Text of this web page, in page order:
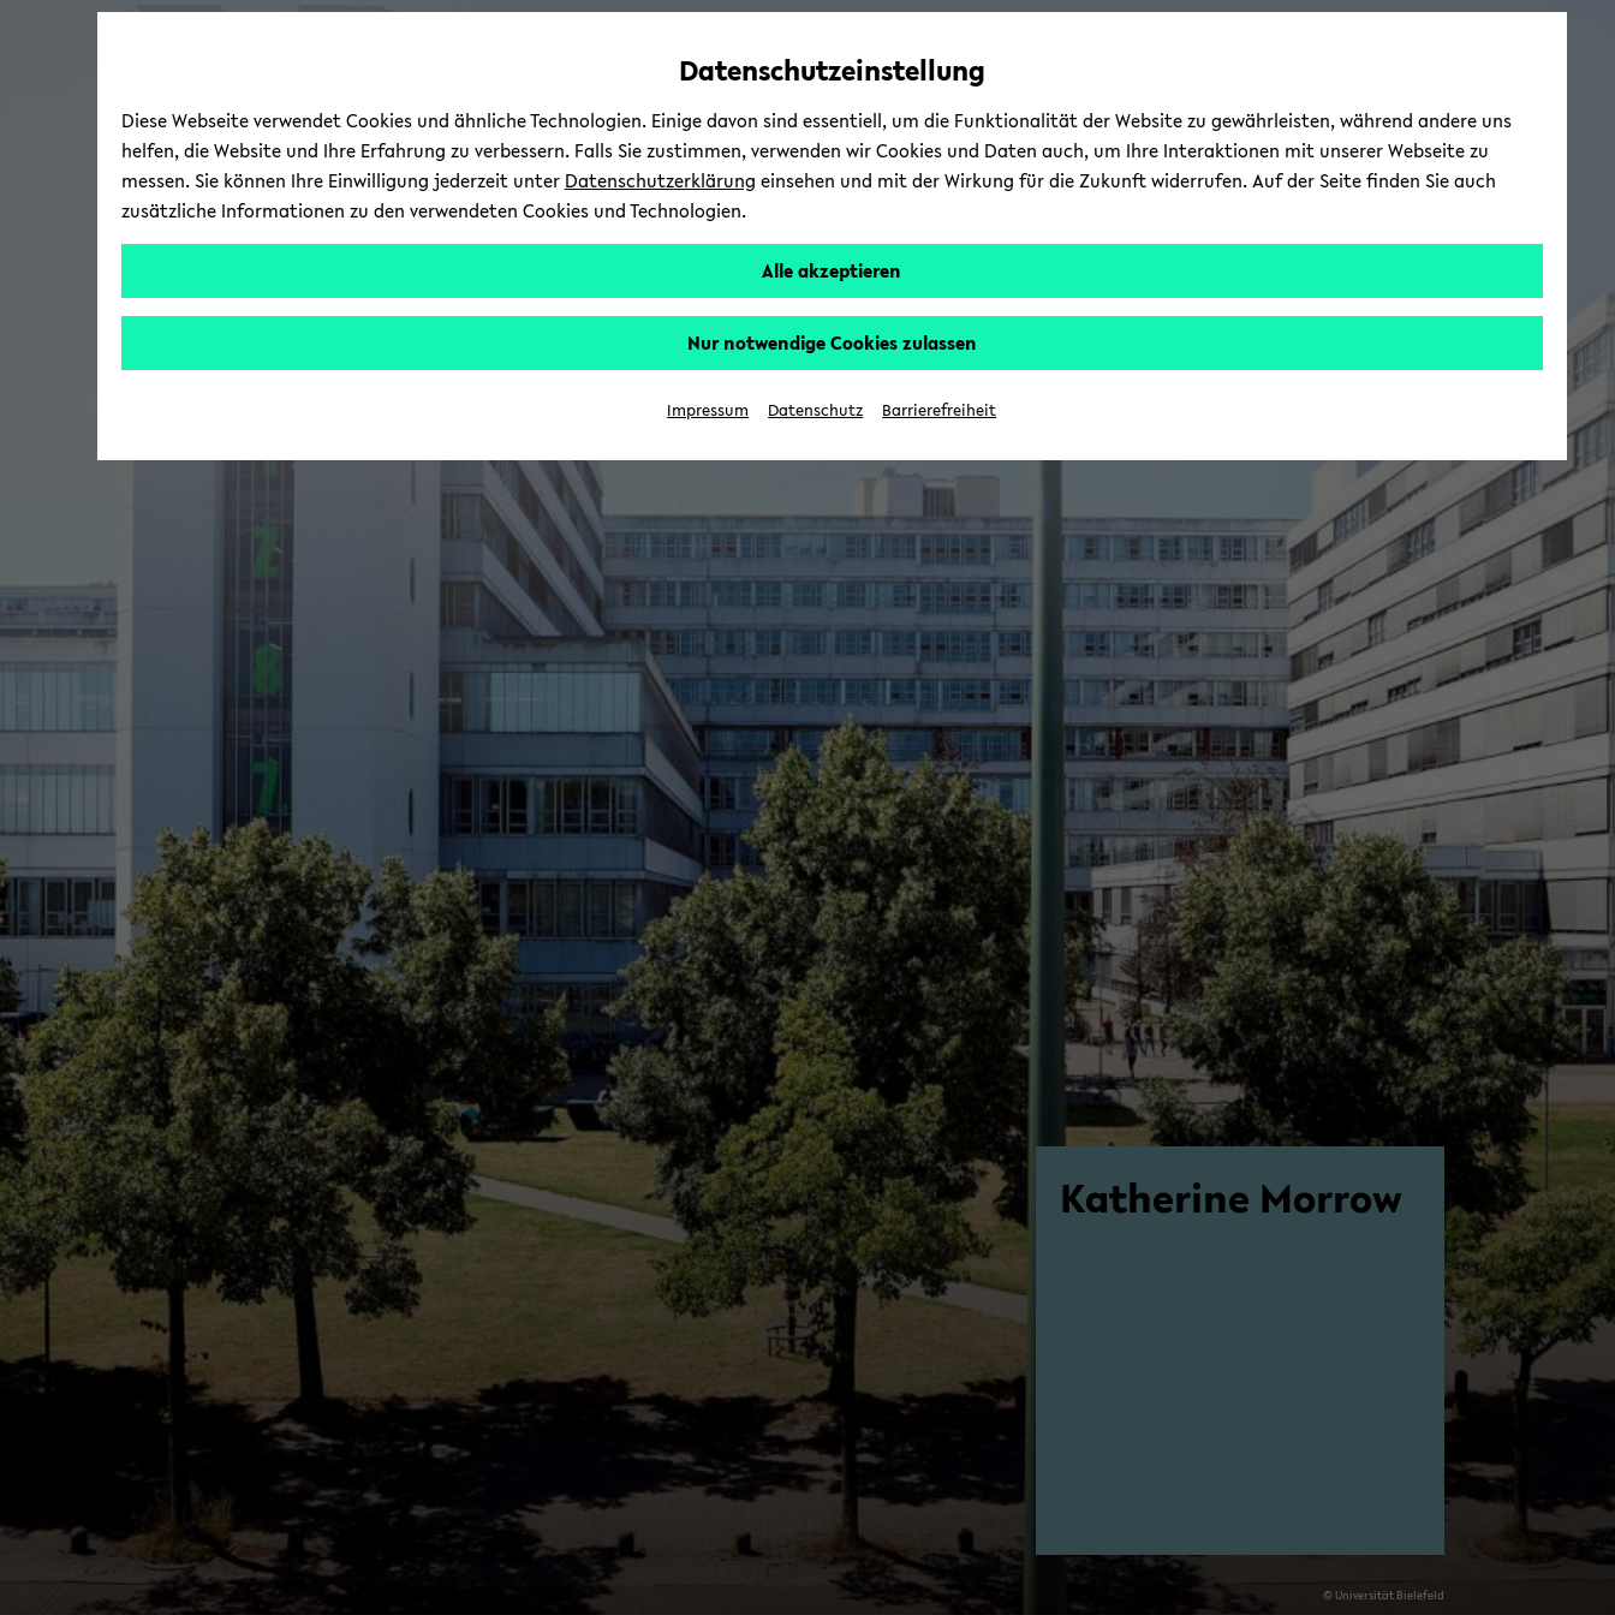
Automatische
vermeiden
zum
wechseln
zum
wechseln
zum
wechseln
Ka­the­ri­ne Mor­row
© Uni­ver­si­tät Bie­le­feld
Datenschutzeinstellung
Diese Webseite verwendet Cookies und ähnliche Technologien. Einige davon sind essentiell, um die Funktionalität der Website zu gewährleisten, während andere uns
helfen, die Website und Ihre Erfahrung zu verbessern. Falls Sie zustimmen, verwenden wir Cookies und Daten auch, um Ihre Interaktionen mit unserer Webseite zu
messen. Sie können Ihre Einwilligung jederzeit unter Datenschutzerklärung einsehen und mit der Wirkung für die Zukunft widerrufen. Auf der Seite finden Sie auch
zusätzliche Informationen zu den verwendeten Cookies und Technologien.
Alle akzeptieren
Nur notwendige Cookies zulassen
Impressum Datenschutz Barrierefreiheit